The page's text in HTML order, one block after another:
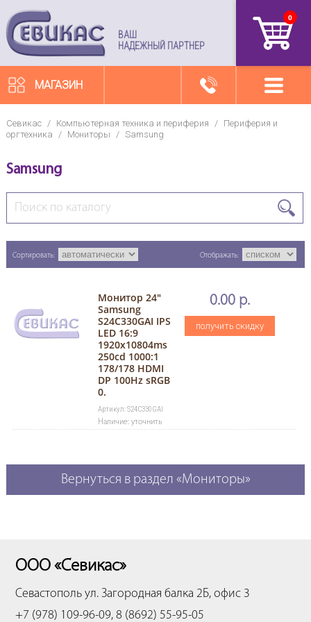
ВАШ
НАДЕЖНЫЙ ПАРТНЕР
0
МАГАЗИН
Севикас / Компьютерная техника и периферия /
Периферия и
оргтехника / Мониторы / Samsung
Samsung
Сортировать: Отображать:
Монитор 24"
Samsung
S24C330GAI IPS
LED 16:9
1920x10804ms
250cd 1000:1
178/178 HDMI
DP 100Hz sRGB
0.
Артикул: S24C330GAI
Наличие: уточнить
0.00 р.
получить скидку
Вернуться в раздел «Мониторы»
ООО «Севикас»
Севастополь ул. Загородная балка 2Б, офис 3
+7 (978) 109-96-09, 8 (8692) 55-95-05